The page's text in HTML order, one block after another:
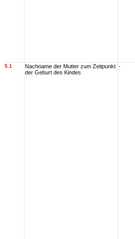
5.1
Nachname der Mutter zum Zeitpunkt
der Geburt des Kindes
-